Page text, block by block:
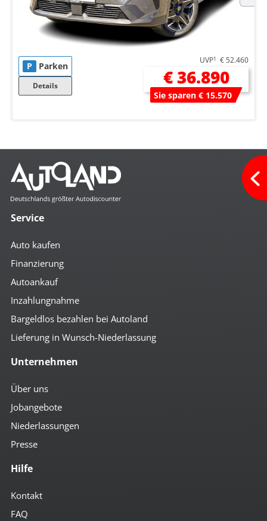
P Parken
Details
UVP1 € 52.460
€ 36.890
Sie sparen € 15.570
Service
Auto kaufen
Finanzierung
Autoankauf
Inzahlungnahme
Bargeldlos bezahlen bei Autoland
Lieferung in Wunsch-Niederlassung
Unternehmen
Über uns
Jobangebote
Niederlassungen
Presse
Hilfe
Kontakt
FAQ